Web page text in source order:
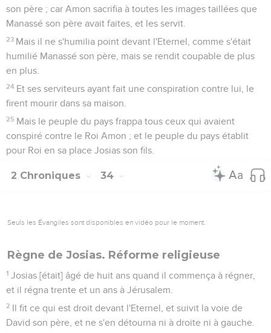
son père ; car Amon sacrifia à toutes les images taillées que
Manassé son père avait faites, et les servit.
23 Mais il ne s'humilia point devant l'Eternel, comme s'était
humilié Manassé son père, mais se rendit coupable de plus
en plus.
24 Et ses serviteurs ayant fait une conspiration contre lui, le
firent mourir dans sa maison.
25 Mais le peuple du pays frappa tous ceux qui avaient
conspiré contre le Roi Amon ; et le peuple du pays établit
pour Roi en sa place Josias son fils.
2 Chroniques 34
Seuls les Évangiles sont disponibles en vidéo pour le moment.
Règne de Josias. Réforme religieuse
1 Josias [était] âgé de huit ans quand il commença à régner,
et il régna trente et un ans à Jérusalem.
2 Il fit ce qui est droit devant l'Eternel, et suivit la voie de
David son père, et ne s'en détourna ni à droite ni à gauche.